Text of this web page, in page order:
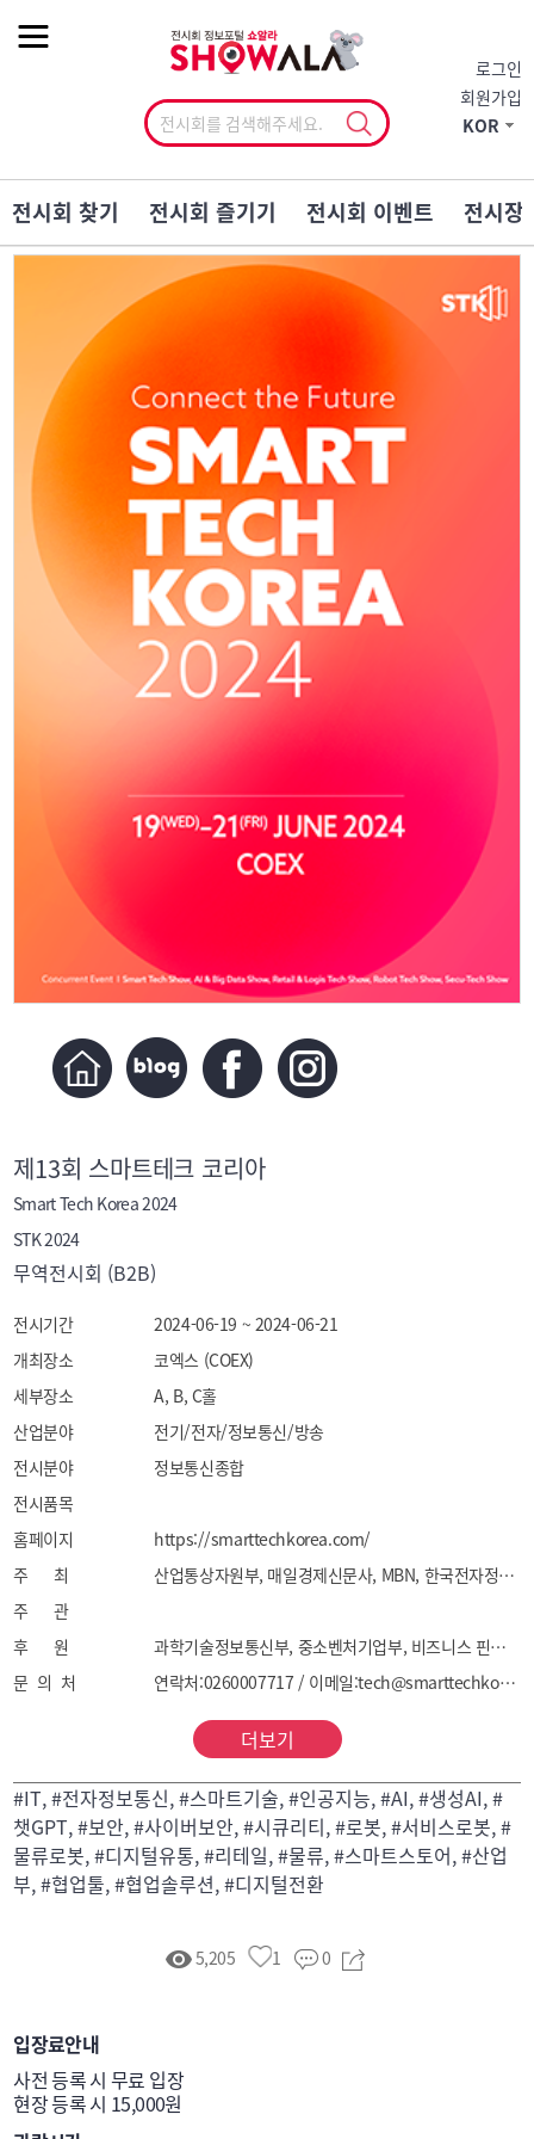
로그인
회원가입
KOR
전시회 찾기 전시회 즐기기 전시회 이벤트 전시장
제13회 스마트테크 코리아
Smart Tech Korea 2024
STK 2024
무역전시회 (B2B)
전시기간
2024-06-19 ~ 2024-06-21
개최장소
코엑스 (COEX)
세부장소
A, B, C홀
산업분야
전기/전자/정보통신/방송
전시분야
정보통신종합
전시품목
홈페이지
https://smarttechkorea.com/
주 최
산업통상자원부, 매일경제신문사, MBN, 한국전자정보통신산업진흥회, ​지능정보산업협회, 스마트제조혁신협회, 한국자동판매기공업협회, 로봇신문, AI 타임스, 엑스포럼 Ministry of Trade Industry and Energy, Maeil Business News, MBN, Korea Electronics Association, Artificial Intelligence Industry Association, Smart Manufacturing Innovation Business Association, Korea Vending Machine Manufacturer's Association, Exporum Inc, Robot News, AI Times
주 관
후 원
과학기술정보통신부, 중소벤처기업부, 비즈니스 핀란드, 주한이스라엘대사관,​ 홍콩무역발전국, 한국관광공사
문 의 처
연락처:0260007717 / 이메일:tech@smarttechkorea.com
더보기
#IT, #전자정보통신, #스마트기술, #인공지능, #AI, #생성AI, #
챗GPT, #보안, #사이버보안, #시큐리티, #로봇, #서비스로봇, #
물류로봇, #디지털유통, #리테일, #물류, #스마트스토어, #산업
부, #협업툴, #협업솔루션, #디지털전환
5,205 1 0
입장료안내
사전 등록 시 무료 입장
현장 등록 시 15,000원